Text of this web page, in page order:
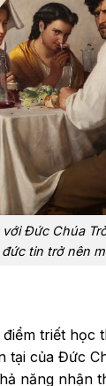
Đức Chúa
tin trở nên
điểm triết học
tại của Đức
năng nhận